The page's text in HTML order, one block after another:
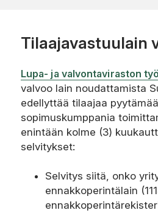
Tilaajavastuulain
Lupa- ja valvontaviraston
valvoo lain noudattamista
edellyttää tilaajaa
sopimuskumppania
enintään kolme (3)
selvitykset:
Selvitys siitä, onko
ennakkoperintälain